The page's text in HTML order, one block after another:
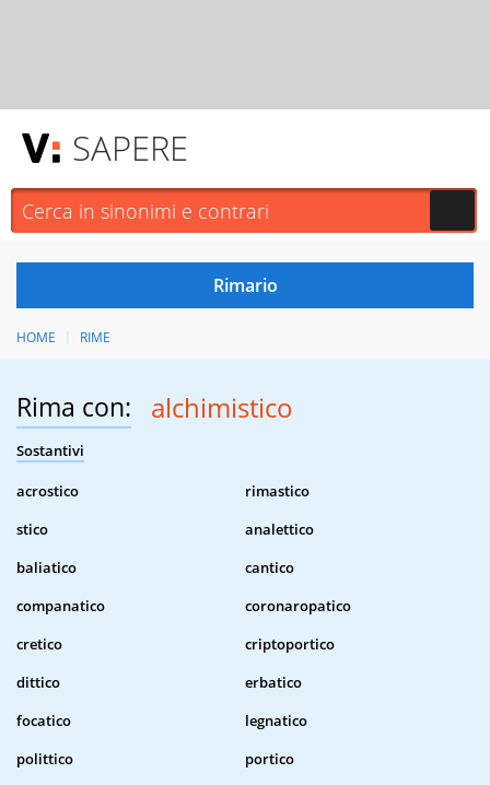
SAPERE
HOME RIME
Rima con: alchimistico
Sostantivi
acrostico
rimastico
stico
analettico
baliatico
cantico
companatico
coronaropatico
cretico
criptoportico
dittico
erbatico
focatico
legnatico
polittico
portico